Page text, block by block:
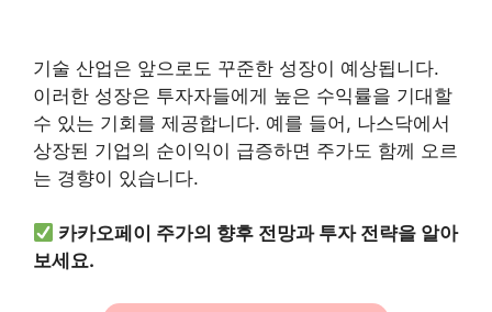
기술 산업은 앞으로도 꾸준한 성장이 예상됩니다.
이러한 성장은 투자자들에게 높은 수익률을 기대할
수 있는 기회를 제공합니다. 예를 들어, 나스닥에서
상장된 기업의 순이익이 급증하면 주가도 함께 오르
는 경향이 있습니다.
카카오페이 주가의 향후 전망과 투자 전략을 알아
보세요.